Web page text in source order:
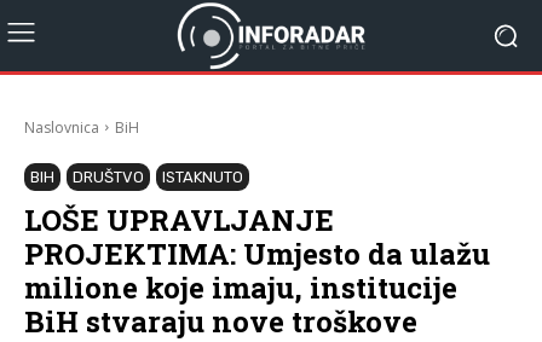
Naslovnica BiH
BIH DRUŠTVO ISTAKNUTO
LOŠE UPRAVLJANJE
PROJEKTIMA: Umjesto da ulažu
milione koje imaju, institucije
BiH stvaraju nove troškove